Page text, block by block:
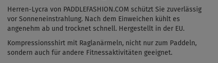
Herren-Lycra von PADDLEFASHION.COM schützt Sie zuverlässig
vor Sonneneinstrahlung. Nach dem Einweichen kühlt es
angenehm ab und trocknet schnell. Hergestellt in der EU.
Kompressionsshirt mit Raglanärmeln, nicht nur zum Paddeln,
sondern auch für andere Fitnessaktivitäten geeignet.